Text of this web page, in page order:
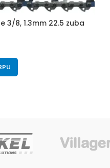
3/8, 1.3mm 22.5 zuba